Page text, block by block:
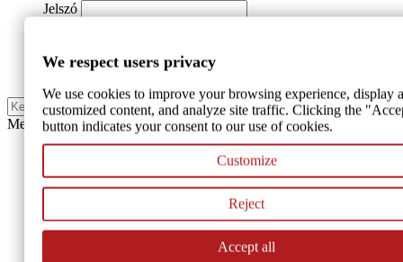
Jelszó
REGISZTRÁCIÓ
Keresés
Menu
Kültéri székek
Bankett székek
We respect users privacy
We use cookies to improve your browsing experience, display
customized content, and analyze site traffic. Clicking the
button indicates your consent to our use of cookies.
Customize
Reject
Accept all